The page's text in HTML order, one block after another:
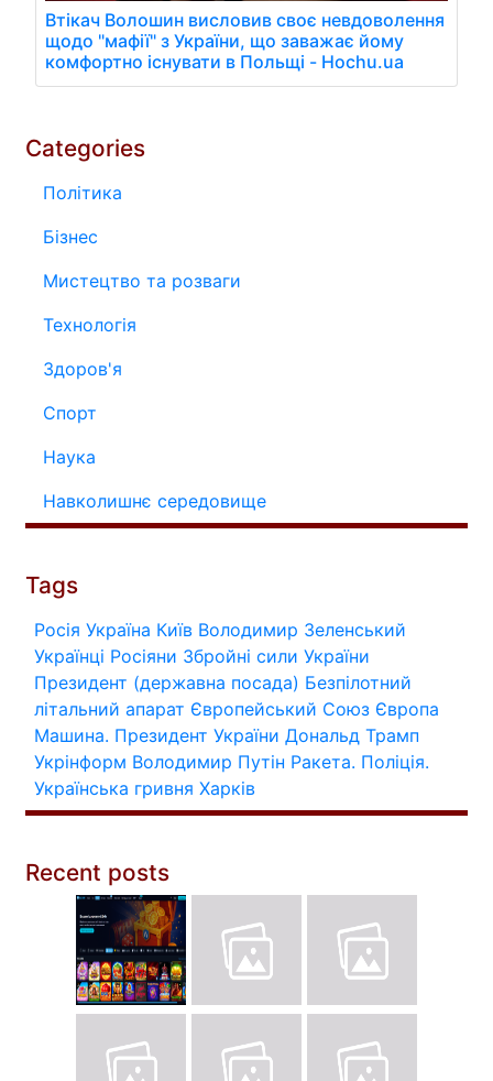
Втікач Волошин висловив своє невдоволення
щодо "мафії" з України, що заважає йому
комфортно існувати в Польщі - Hochu.ua
Categories
Політика
Бізнес
Мистецтво та розваги
Технологія
Здоров'я
Спорт
Наука
Навколишнє середовище
Tags
Росія Україна Київ Володимир Зеленський
Українці Росіяни Збройні сили України
Президент (державна посада) Безпілотний
літальний апарат Європейський Союз Європа
Машина. Президент України Дональд Трамп
Укрінформ Володимир Путін Ракета. Поліція.
Українська гривня Харків
Recent posts